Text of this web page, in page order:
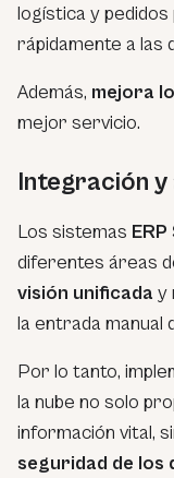
logística y
rápidamente a las
Además, mejora
mejor servicio.
Integración
Los sistemas ERP
diferentes áreas
visión unificada y
la entrada manual
Por lo tanto,
la nube no solo
información vital,
seguridad de los